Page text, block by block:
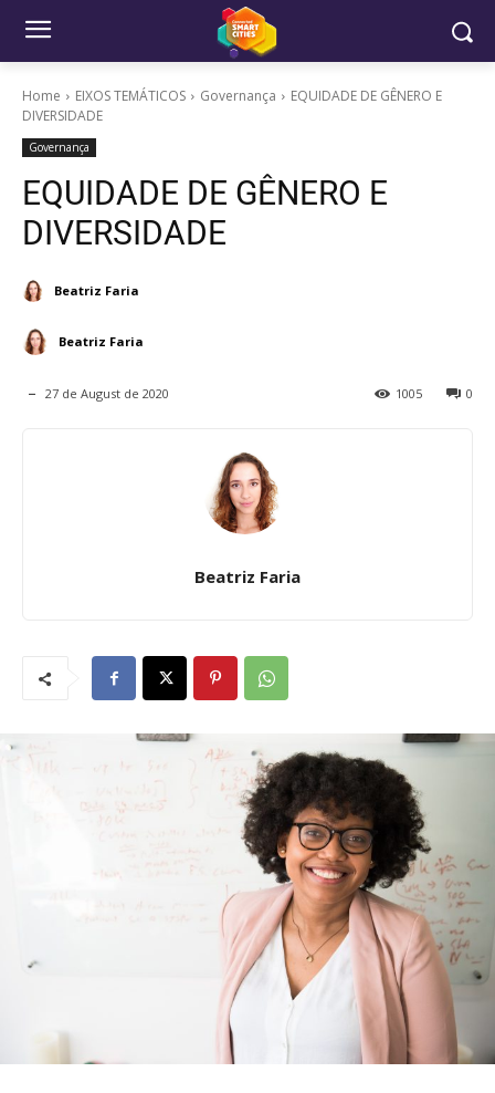
Home EIXOS TEMÁTICOS Governança
EQUIDADE DE GÊNERO E
DIVERSIDADE
Governança
EQUIDADE DE GÊNERO E
DIVERSIDADE
Beatriz Faria
Beatriz Faria
27 de August de 2020 0
1005
Beatriz Faria